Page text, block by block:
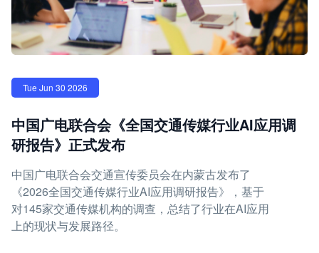
Tue Jun 30 2026
中国广电联合会《全国交通传媒行业AI应用调
研报告》正式发布
中国广电联合会交通宣传委员会在内蒙古发布了
《2026全国交通传媒行业AI应用调研报告》，基于
对145家交通传媒机构的调查，总结了行业在AI应用
上的现状与发展路径。